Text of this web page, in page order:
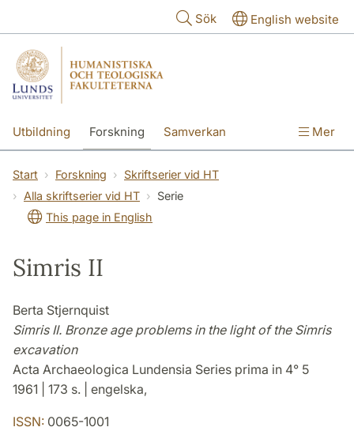
Sök English website
Utbildning Forskning Samverkan Mer
Start Forskning
Skriftserier vid HT
Alla skriftserier vid HT
Serie
This page in English
Simris II
Berta Stjernquist
Simris II. Bronze age problems in the light of the Simris
excavation
Acta Archaeologica Lundensia Series prima in 4° 5
1961 | 173 s. | engelska,
ISSN: 0065-1001